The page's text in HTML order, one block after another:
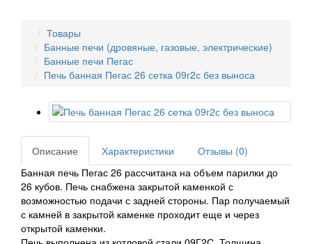
Товары
Банные печи (дровяные, газовые, электрические)
Банные печи Пегас
Печь банная Пегас 26 сетка 09г2с без выноса
Описание Характеристики
Отзывы (0)
Банная печь Пегас 26 рассчитана на объем парилки до
26 кубов. Печь снабжена закрытой каменкой с
возможностью подачи с задней стороны. Пар получаемый
с камней в закрытой каменке проходит еще и через
открытой каменки.